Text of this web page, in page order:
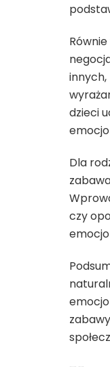
innych,
dzieci
Dla
czy